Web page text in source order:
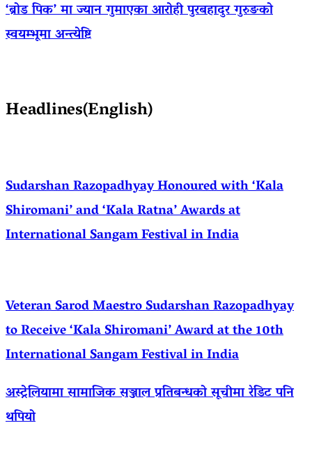
‘ब्रोड पिक’ मा ज्यान गुमाएका आराेही पुरबहादुर गुरुङको
स्वयम्भूमा अन्त्येष्टि
Headlines(English)
Sudarshan Razopadhyay Honoured with ‘Kala
Shiromani’ and ‘Kala Ratna’ Awards at
International Sangam Festival in India
Veteran Sarod Maestro Sudarshan Razopadhyay
to Receive ‘Kala Shiromani’ Award at the 10th
International Sangam Festival in India
अस्ट्रेलियामा सामाजिक सञ्जाल प्रतिबन्धको सूचीमा रेडिट पनि
थपियो